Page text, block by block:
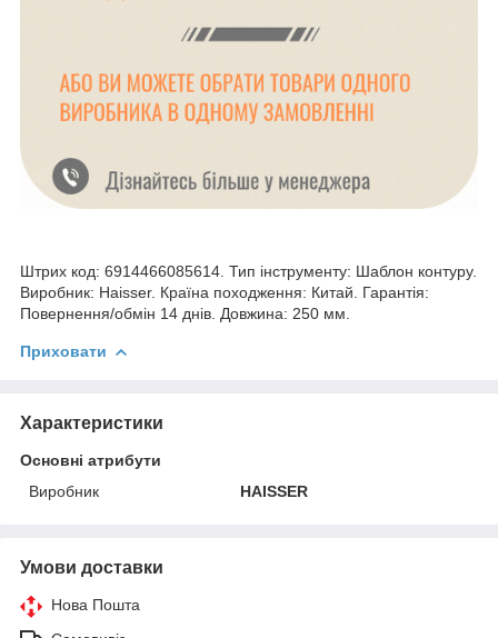
Штрих код: 6914466085614. Тип інструменту: Шаблон контуру.
Виробник: Haisser. Країна походження: Китай. Гарантія:
Повернення/обмін 14 днів. Довжина: 250 мм.
Приховати
Характеристики
Основні атрибути
Виробник
HAISSER
Умови доставки
Нова Пошта